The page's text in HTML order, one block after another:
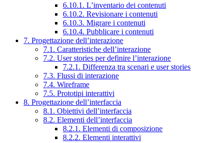
6.10.1. L’inventario dei contenuti
6.10.2. Revisionare i contenuti
6.10.3. Migrare i contenuti
6.10.4. Pubblicare i contenuti
7. Progettazione dell’interazione
7.1. Caratteristiche dell’interazione
7.2. User stories per definire l’interazione
7.2.1. Differenza tra scenari e user stories
7.3. Flussi di interazione
7.4. Wireframe
7.5. Prototipi interattivi
8. Progettazione dell’interfaccia
8.1. Obiettivi dell’interfaccia
8.2. Elementi dell’interfaccia
8.2.1. Elementi di composizione
8.2.2. Elementi interattivi